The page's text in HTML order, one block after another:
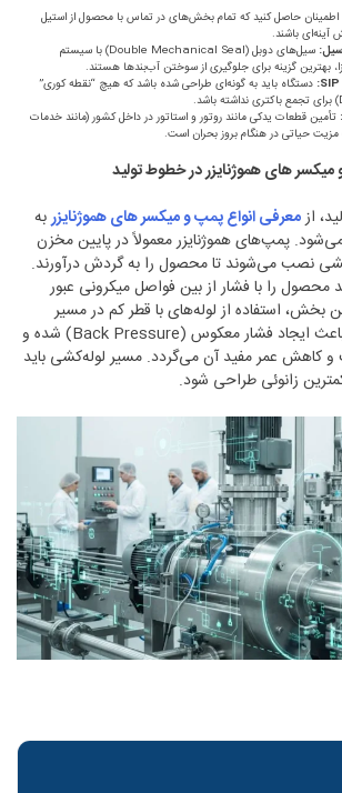
اطمینان حاصل کنید که تمام بخش‌های در تماس با محصول از استیل
سیل:
سیل‌های دوبل (Double Mechanical Seal) با سیستم
بهترین گزینه برای جلوگیری از سوختن آب‌بندها هستند.
دستگاه باید به گونه‌ای طراحی شده باشد که هیچ “نقطه کوری”
: تأمین قطعات یدکی مانند روتور و استاتور در داخل کشور (مانند خدمات
حیاتی در هنگام بروز بحران است.
های هموژنایزر در خطوط تولید
ازمعرفی انواع پمپ و میکسر های هموژنایزربه
پمپ‌های هموژنایزر معمولاً در پایین مخزن
نصب می‌شوند تا محصول را به گردش درآورند.
محصول را با فشار از بین فواصل میکرونی عبور
بخش، استفاده از لوله‌های با قطر کم در مسیر
برگشت است. این کار باعث ایجاد فشار معکوس (Back Pressure) شده و
کاهش عمر مفید آن می‌گردد. مسیر لوله‌کشی باید
زانوئی طراحی شود.